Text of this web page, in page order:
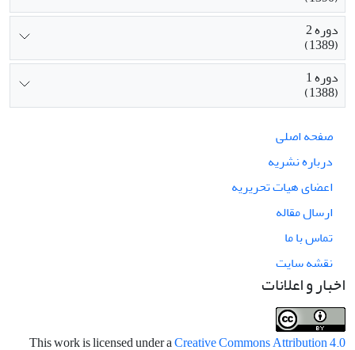
دوره 2
(1389)
دوره 1
(1388)
صفحه اصلی
درباره نشریه
اعضای هیات تحریریه
ارسال مقاله
تماس با ما
نقشه سایت
اخبار و اعلانات
This work is licensed under aCreative Commons Attribution 4.0